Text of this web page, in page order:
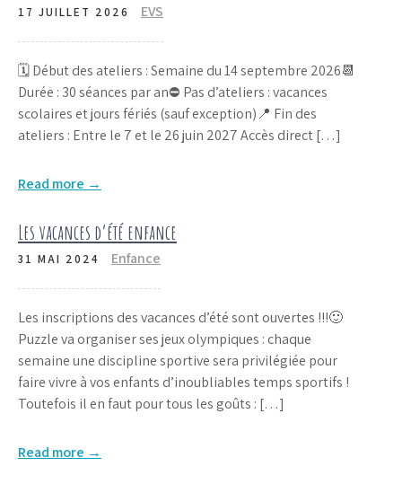
17 JUILLET 2026 EVS
🗓️ Début des ateliers : Semaine du 14 septembre 2026📆
Durée : 30 séances par an⛔ Pas d’ateliers : vacances
scolaires et jours fériés (sauf exception)📍 Fin des
ateliers : Entre le 7 et le 26 juin 2027 Accès direct […]
Read more →
Les vacances d’été enfance
31 MAI 2024 Enfance
Les inscriptions des vacances d’été sont ouvertes !!!🙂
Puzzle va organiser ses jeux olympiques : chaque
semaine une discipline sportive sera privilégiée pour
faire vivre à vos enfants d’inoubliables temps sportifs !
Toutefois il en faut pour tous les goûts : […]
Read more →